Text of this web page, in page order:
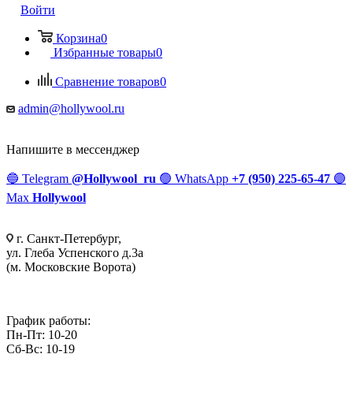
Войти
Корзина0
Избранные товары0
Сравнение товаров0
admin@hollywool.ru
Напишите в мессенджер
🔵 Telegram @Hollywool_ru 🟢 WhatsApp +7 (950) 225-65-47 🟣
Max Hollywool
г. Санкт-Петербург,
ул. Глеба Успенского д.3а
(м. Московские Ворота)
График работы:
Пн-Пт: 10-20
Сб-Вс: 10-19